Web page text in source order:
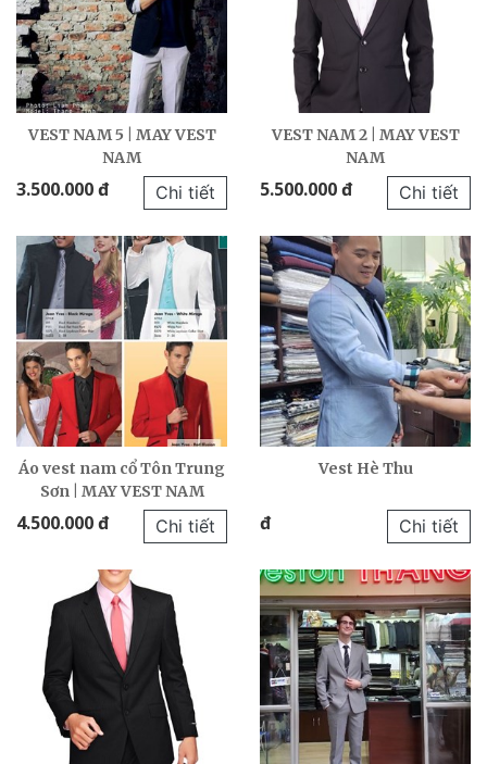
VEST NAM 5 | MAY VEST
NAM
3.500.000 đ Chi tiết
VEST NAM 2 | MAY VEST
NAM
5.500.000 đ Chi tiết
Áo vest nam cổ Tôn Trung
Sơn | MAY VEST NAM
4.500.000 đ Chi tiết
Vest Hè Thu
đ Chi tiết